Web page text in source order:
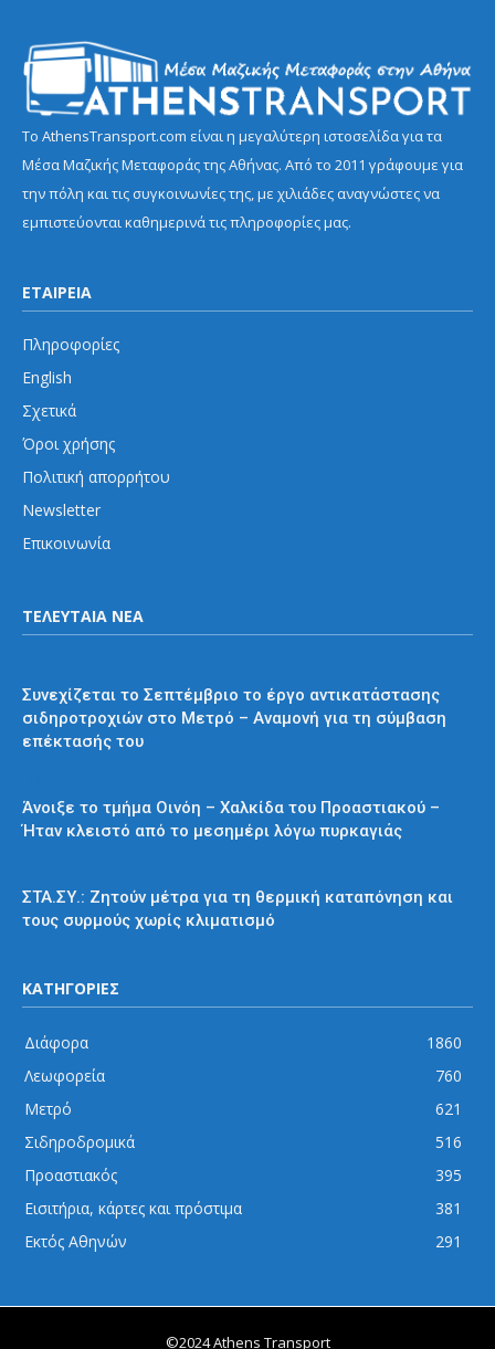
Το AthensTransport.com είναι η μεγαλύτερη ιστοσελίδα για τα
Μέσα Μαζικής Μεταφοράς της Αθήνας. Από το 2011 γράφουμε για
την πόλη και τις συγκοινωνίες της, με χιλιάδες αναγνώστες να
εμπιστεύονται καθημερινά τις πληροφορίες μας.
ΕΤΑΙΡΕΙΑ
Πληροφορίες
English
Σχετικά
Όροι χρήσης
Πολιτική απορρήτου
Newsletter
Επικοινωνία
ΤΕΛΕΥΤΑΙΑ ΝΕΑ
Συνεχίζεται το Σεπτέμβριο το έργο αντικατάστασης
σιδηροτροχιών στο Μετρό – Αναμονή για τη σύμβαση
επέκτασής του
Άνοιξε το τμήμα Οινόη – Χαλκίδα του Προαστιακού –
Ήταν κλειστό από το μεσημέρι λόγω πυρκαγιάς
ΣΤΑ.ΣΥ.: Ζητούν μέτρα για τη θερμική καταπόνηση και
τους συρμούς χωρίς κλιματισμό
ΚΑΤΗΓΟΡΙΕΣ
Διάφορα
1860
Λεωφορεία
760
Μετρό
621
Σιδηροδρομικά
516
Προαστιακός
395
Εισιτήρια, κάρτες και πρόστιμα
381
Εκτός Αθηνών
291
©2024 Athens Transport